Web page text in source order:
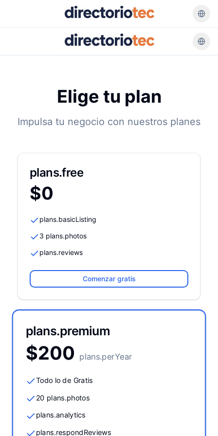
Elige tu plan
Impulsa tu negocio con nuestros planes
plans.free
$0
plans.basicListing
3 plans.photos
plans.reviews
Comenzar gratis
plans.premium
$200 plans.perYear
Todo lo de Gratis
20 plans.photos
plans.analytics
plans.respondReviews